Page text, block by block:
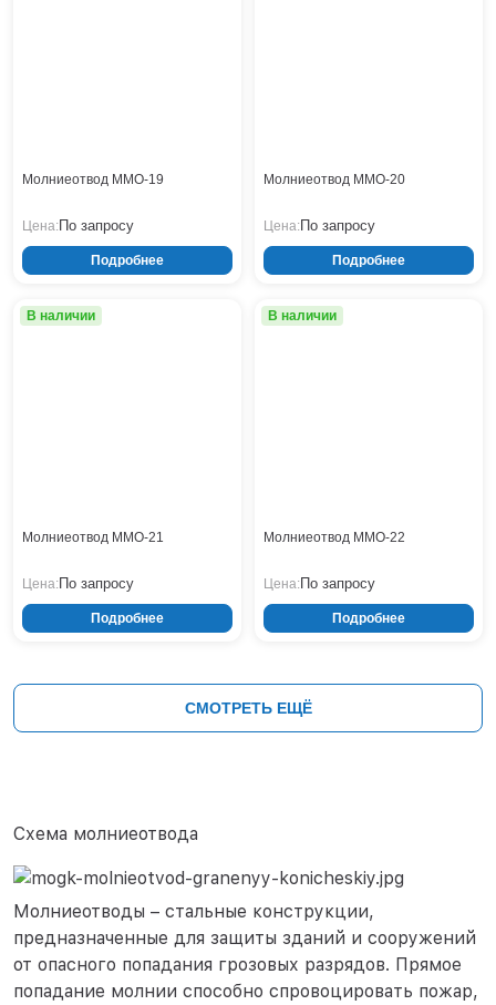
Молниеотвод ММО-19
Цена:По запросу
Подробнее
Молниеотвод ММО-20
Цена:По запросу
Подробнее
В наличии
Молниеотвод ММО-21
Цена:По запросу
Подробнее
В наличии
Молниеотвод ММО-22
Цена:По запросу
Подробнее
СМОТРЕТЬ ЕЩЁ
Схема молниеотвода
Молниеотводы – стальные конструкции,
предназначенные для защиты зданий и сооружений
от опасного попадания грозовых разрядов. Прямое
попадание молнии способно спровоцировать пожар,